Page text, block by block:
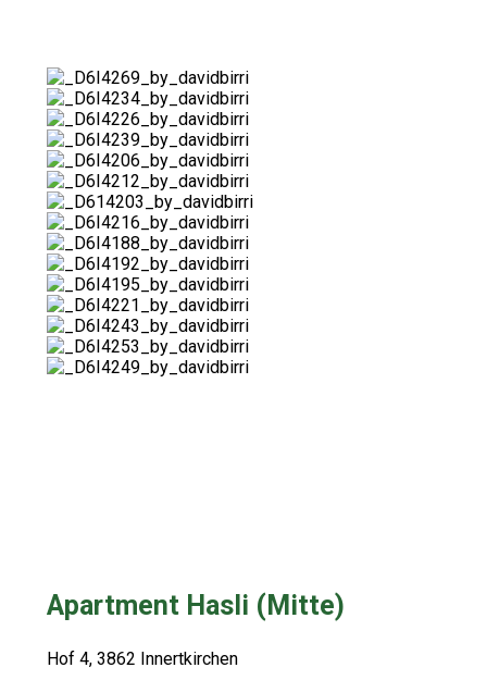
Apartment Hasli (Mitte)
Hof 4, 3862 Innertkirchen